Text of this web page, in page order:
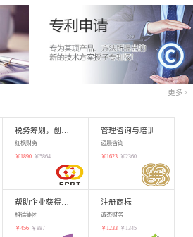
更多>
红枫财务
￥ 1890 ￥5864
管理咨询与培训
迈晨咨询
￥ 1623 ￥2360
科德集团
￥456 ￥887
注册商标
诚杰财务
￥ 1233 ￥ 1345